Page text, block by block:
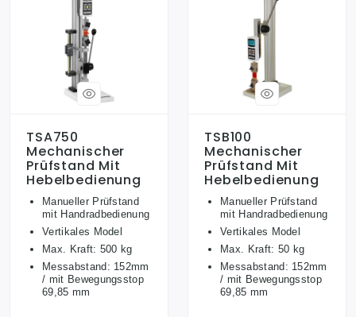
TSA750
Mechanischer
Prüfstand Mit
Hebelbedienung
Manueller Prüfstand
mit Handradbedienung
Vertikales Model
Max. Kraft: 500 kg
Messabstand: 152mm
/ mit Bewegungsstop
69,85 mm
TSB100
Mechanischer
Prüfstand Mit
Hebelbedienung
Manueller Prüfstand
mit Handradbedienung
Vertikales Model
Max. Kraft: 50 kg
Messabstand: 152mm
/ mit Bewegungsstop
69,85 mm